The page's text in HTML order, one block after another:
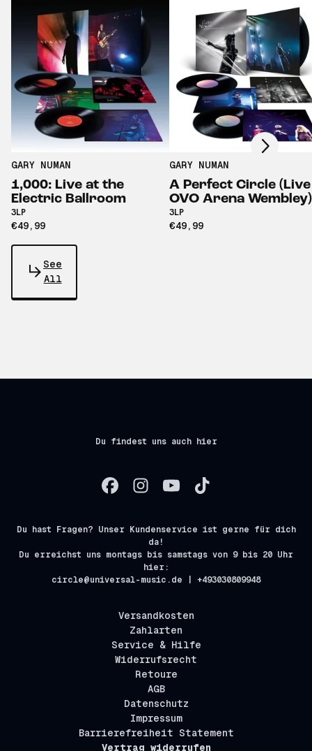
GARY NUMAN
1,000: Live at the
Electric Ballroom
3LP
€49,99
GARY NUMAN
A Perfect Circle
OVO Arena Wembley)
3LP
€49,99
Scroll right
See
All
Du findest uns auch hier
Du hast Fragen? Unser Kundenservice ist gerne für dich
da!
Du erreichst uns montags bis samstags von 9 bis 20 Uhr
hier:
circle@universal-music.de | +493030809948
Versandkosten
Zahlarten
Service & Hilfe
Widerrufsrecht
Retoure
AGB
Datenschutz
Impressum
Barrierefreiheit Statement
Vertrag widerrufen